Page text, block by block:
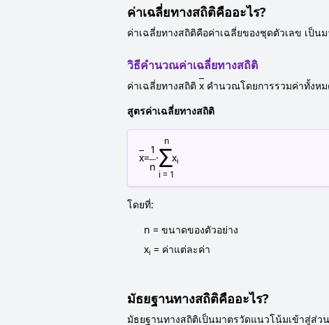
ค่าเฉลี่ยทางสถิติคืออะไร?
ค่าเฉลี่ยทางสถิติคือค่าเฉลี่ยของชุดตัวเลข เป็
วิธีคำนวณค่าเฉลี่ยทางสถิติ
ค่าเฉลี่ยทางสถิติ x คำนวณโดยการรวมค่าทั้งห
สูตรค่าเฉลี่ยทางสถิติ
x=
1
n
·
n
Σ
i = 1
xi
โดยที่:
n = ขนาดของตัวอย่าง
xi = ค่าแต่ละค่า
มัธยฐานทางสถิติคืออะไร?
มัธยฐานทางสถิติเป็นมาตรวัดแนวโน้มเข้าสู่ส่